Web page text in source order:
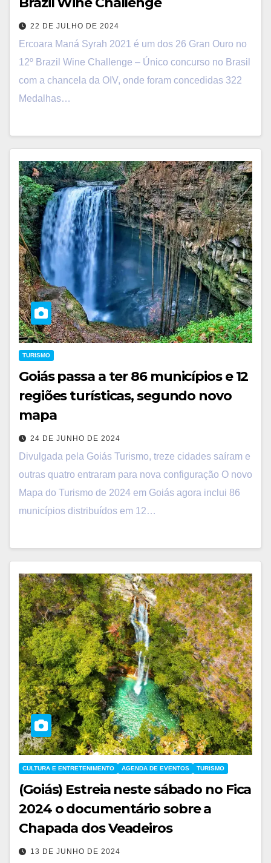
22 DE JULHO DE 2024
Ercoara Maná Syrah 2021 é um dos 26 Gran Ouro no
12º Brazil Wine Challenge – Único concurso no Brasil
com a chancela da OIV, onde foram concedidas 322
Medalhas…
TURISMO
Goiás passa a ter 86 municípios e 12
regiões turísticas, segundo novo
mapa
24 DE JUNHO DE 2024
Divulgada pela Goiás Turismo, treze cidades saíram e
outras quatro entraram para nova configuração O novo
Mapa do Turismo de 2024 em Goiás agora inclui 86
municípios distribuídos em 12…
CULTURA E ENTRETENIMENTO AGENDA DE EVENTOS TURISMO
(Goiás) Estreia neste sábado no Fica
2024 o documentário sobre a
Chapada dos Veadeiros
13 DE JUNHO DE 2024